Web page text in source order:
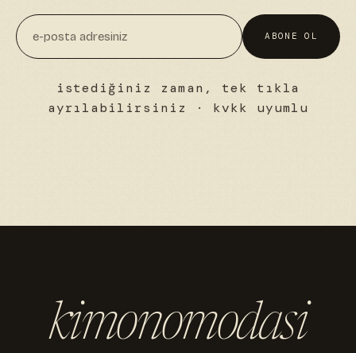
ABONE OL
istediğiniz zaman, tek tıkla
ayrılabilirsiniz · kvkk uyumlu
kimonomodasi